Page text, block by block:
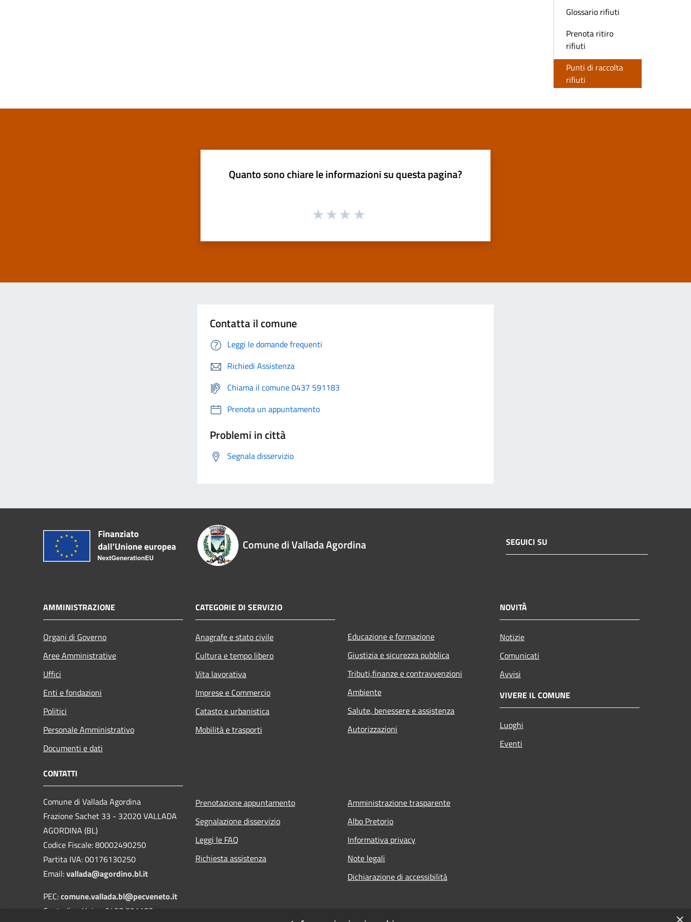
Glossario rifiuti
Prenota ritiro
rifiuti
Punti di raccolta
rifiuti
Quanto sono chiare le informazioni su questa pagina?
Contatta il comune
Leggi le domande frequenti
Richiedi Assistenza
Chiama il comune 0437 591183
Prenota un appuntamento
Problemi in città
Segnala disservizio
Comune di Vallada Agordina SEGUICI SU
AMMINISTRAZIONE
Organi di Governo
Aree Amministrative
Uffici
Enti e fondazioni
Politici
Personale Amministrativo
Documenti e dati
CATEGORIE DI SERVIZIO
Anagrafe e stato civile
Cultura e tempo libero
Vita lavorativa
Imprese e Commercio
Catasto e urbanistica
Mobilità e trasporti
Educazione e formazione
Giustizia e sicurezza pubblica
Tributi,finanze e contravvenzioni
Ambiente
Salute, benessere e assistenza
Autorizzazioni
NOVITÀ
Notizie
Comunicati
Avvisi
VIVERE IL COMUNE
Luoghi
Eventi
CONTATTI
Comune di Vallada Agordina
Frazione Sachet 33 - 32020 VALLADA
AGORDINA (BL)
Codice Fiscale: 80002490250
Partita IVA: 00176130250
Email:vallada@agordino.bl.it
PEC:comune.vallada.bl@pecveneto.it
Centralino Unico: 0437 591183
Prenotazione appuntamento
Segnalazione disservizio
Leggi le FAQ
Richiesta assistenza
Amministrazione trasparente
Albo Pretorio
Informativa privacy
Note legali
Dichiarazione di accessibilità